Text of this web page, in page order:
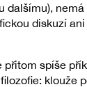
dalšímu),
diskuzí
přitom spíše
klouže